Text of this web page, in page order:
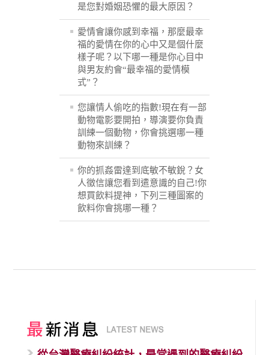
是您對婚姻恐懼的最大原因？
愛情會讓你感到幸福，那麼最幸
福的愛情在你的心中又是個什麼
樣子呢？以下哪一種是你心目中
與男友約會“最幸福的愛情模
式”？
您讓情人偷吃的指數!現在有一部
動物電影要開拍，導演要你負責
訓練一個動物，你會挑選哪一種
動物來訓練？
你的抓姦雷達到底敏不敏銳？女
人徵信讓您看到遣意識的自己!你
想買飲料提神，下列三種圖案的
飲料你會挑哪一種？